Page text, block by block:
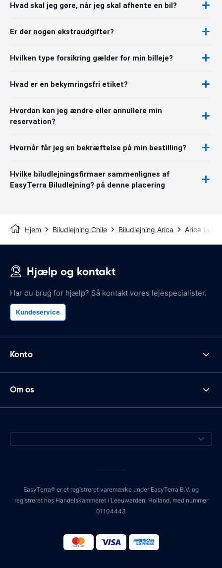
Hvad skal jeg gøre, når jeg skal afhente en bil?
Er der nogen ekstraudgifter?
Hvilken type forsikring gælder for min billeje?
Hvad er en bekymringsfri etiket?
Hvordan kan jeg ændre eller annullere min
reservation?
Hvornår får jeg en bekræftelse på min bestilling?
Hvilke biludlejningsfirmaer sammenlignes af
EasyTerra Biludlejning? på denne placering
Hjem Biludlejning Chile Biludlejning Arica Arica
Hjælp og kontakt
Har du brug for hjælp? Så kontakt vores lejespecialister.
Kundeservice
Konto
Om os
EasyTerra® er et registreret varemærke under EasyTerra B.V. og
registreret hos Handelskammeret i Leeuwarden, Holland, med nummer
01104443